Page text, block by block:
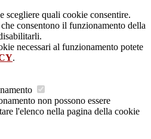
scegliere quali cookie consentire.
consentono il funzionamento della
necessari al funzionamento potete
.
non possono essere
l'elenco nella pagina della cookie